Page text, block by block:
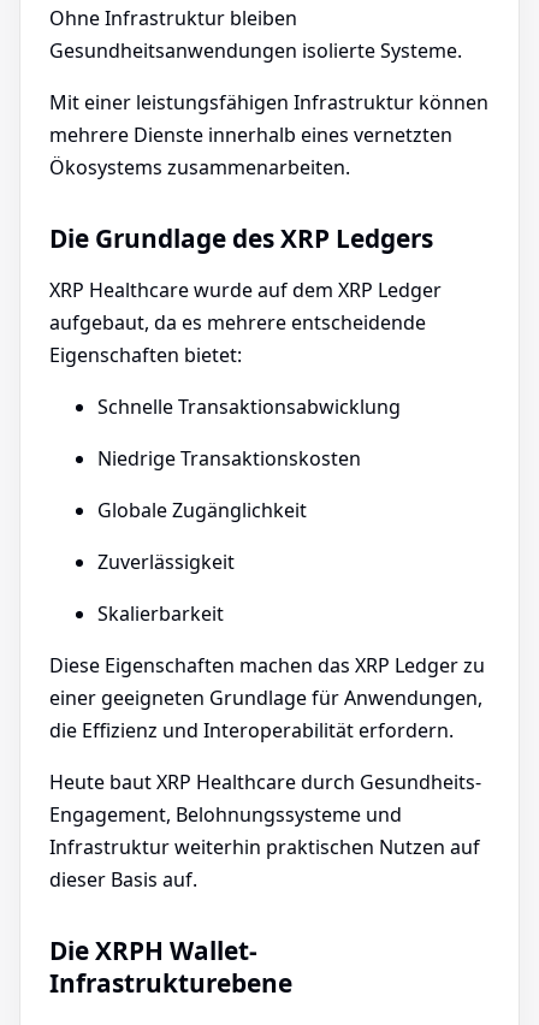
Ohne Infrastruktur bleiben
Gesundheitsanwendungen isolierte Systeme.
Mit einer leistungsfähigen Infrastruktur können
mehrere Dienste innerhalb eines vernetzten
Ökosystems zusammenarbeiten.
Die Grundlage des XRP Ledgers
XRP Healthcare wurde auf dem XRP Ledger
aufgebaut, da es mehrere entscheidende
Eigenschaften bietet:
Schnelle Transaktionsabwicklung
Niedrige Transaktionskosten
Globale Zugänglichkeit
Zuverlässigkeit
Skalierbarkeit
Diese Eigenschaften machen das XRP Ledger zu
einer geeigneten Grundlage für Anwendungen,
die Effizienz und Interoperabilität erfordern.
Heute baut XRP Healthcare durch Gesundheits-
Engagement, Belohnungssysteme und
Infrastruktur weiterhin praktischen Nutzen auf
dieser Basis auf.
Die XRPH Wallet-
Infrastrukturebene